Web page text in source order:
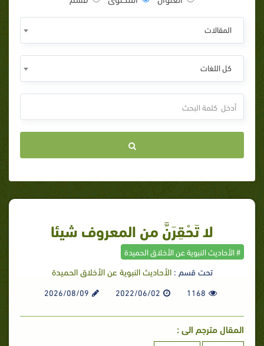
المقالات
كل اللغات
لا تَحْقِرَنَّ من المعروف شيئا
# الأحاديث النبوية عن الأخلاق الحميدة
تحت قسم :الأحاديث النبوية عن الأخلاق الحميدة
1168
2022/06/02
2026/08/09
المقال مترجم الى :